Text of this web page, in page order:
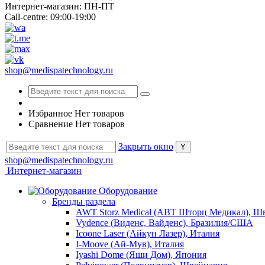
Интернет-магазин: ПН-ПТ
Call-centre: 09:00-19:00
shop@medispatechnology.ru
Избранное Нет товаров
Сравнение Нет товаров
Закрыть окно
shop@medispatechnology.ru
Интернет-магазин
Оборудование
Бренды раздела
AWT Storz Medical (АВТ Шторц Медикал),
Vydence (Виденс, Вайденс), Бразилия/США
Icoone Laser (Айкун Лазер), Италия
I-Moove (Ай-Мув), Италия
Iyashi Dome (Яши Дом), Япония